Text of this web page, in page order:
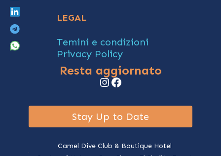
LEGAL
Temini e condizioni
Privacy Policy
Resta aggiornato
Instagram
Facebook
Stay Up to Date
Camel Dive Club & Boutique Hotel